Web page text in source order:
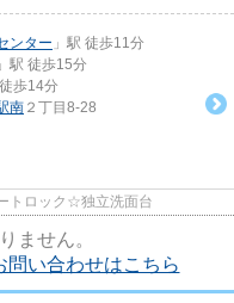
ンター 」駅 徒歩11分
」駅 徒歩15分
歩14分
南 ２丁目8-28
トロック☆独立洗面台
ません。
い合わせはこちら